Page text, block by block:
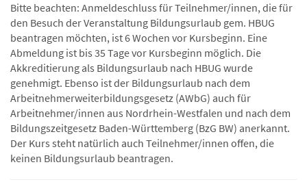
Bitte beachten: Anmeldeschluss für Teilnehmer/innen, die für
den Besuch der Veranstaltung Bildungsurlaub gem. HBUG
beantragen möchten, ist 6 Wochen vor Kursbeginn. Eine
Abmeldung ist bis 35 Tage vor Kursbeginn möglich. Die
Akkreditierung als Bildungsurlaub nach HBUG wurde
genehmigt. Ebenso ist der Bildungsurlaub nach dem
Arbeitnehmerweiterbildungsgesetz (AWbG) auch für
Arbeitnehmer/innen aus Nordrhein-Westfalen und nach dem
Bildungszeitgesetz Baden-Württemberg (BzG BW) anerkannt.
Der Kurs steht natürlich auch Teilnehmer/innen offen, die
keinen Bildungsurlaub beantragen.